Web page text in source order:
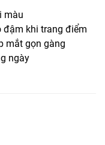
màu
đậm khi trang điểm
mắt gọn gàng
ngày